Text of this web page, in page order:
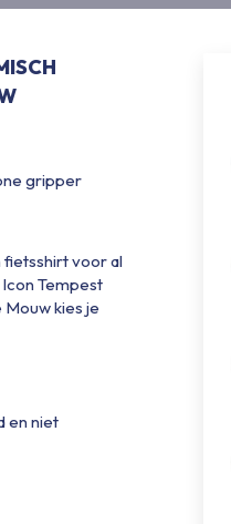
gripper
fietsshirt voor al
Tempest
kies je
en niet